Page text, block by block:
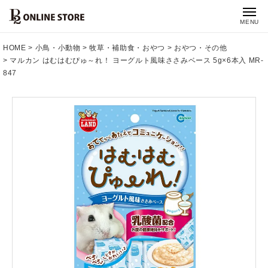
MENU
HOME 小鳥・小動物 牧草・補助食・おやつ
おやつ・その他
マルカン はむはむぴゅ～れ！ ヨーグルト風味ささみベース 5g×6本入 MR-
847